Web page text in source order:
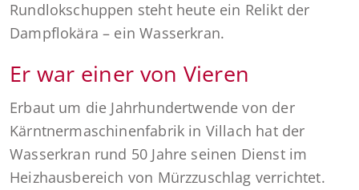
Rundlokschuppen steht heute ein Relikt der
Dampflokära – ein Wasserkran.
Er war einer von Vieren
Erbaut um die Jahrhundertwende von der
Kärntnermaschinenfabrik in Villach hat der
Wasserkran rund 50 Jahre seinen Dienst im
Heizhausbereich von Mürzzuschlag verrichtet.